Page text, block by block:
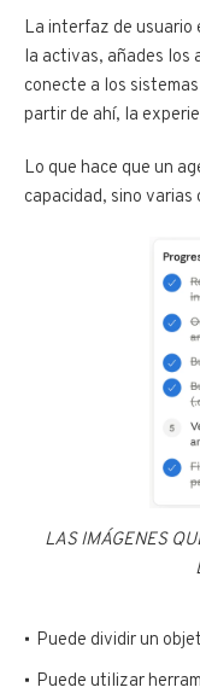
La interfaz de usuario
la activas, añades los
conecte a los
partir de ahí, la
Lo que hace que un
capacidad, sino
LAS IMÁGENES
Puede dividir un
Puede utilizar